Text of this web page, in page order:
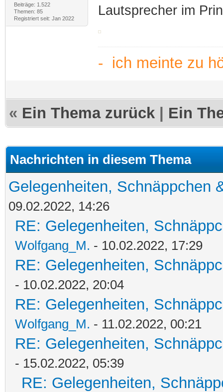
Beiträge: 1.522
Themen: 85
Registriert seit: Jan 2022
Lautsprecher im
- ich meinte zu
« Ein Thema zurück Ein
Nachrichten in diesem Thema
Gelegenheiten, Schnäppchen
09.02.2022, 14:26
RE: Gelegenheiten,
Wolfgang_M. - 10.02.2022, 17:29
RE: Gelegenheiten,
- 10.02.2022, 20:04
RE: Gelegenheiten,
Wolfgang_M. - 11.02.2022, 00:21
RE: Gelegenheiten,
- 15.02.2022, 05:39
RE: Gelegenheiten,